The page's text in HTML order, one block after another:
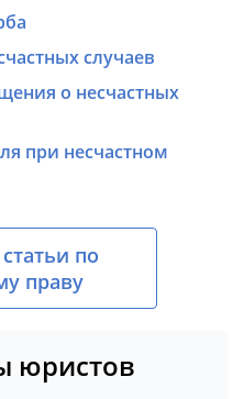
случаев
о несчастных
при несчастном
по
праву
юристов